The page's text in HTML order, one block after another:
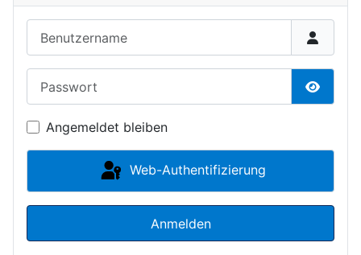
Angemeldet bleiben
Web-Authentifizierung
Anmelden